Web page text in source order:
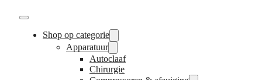
Shop op categorie
Apparatuur
Autoclaaf
Chirurgie